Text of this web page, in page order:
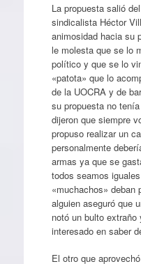
La propuesta salió
sindicalista Héctor
animosidad hacia su
le molesta que se lo
político y que se lo
«patota» que lo
de la UOCRA y de
su propuesta no
dijeron que siempre
propuso realizar un
personalmente
armas ya que se
todos seamos
«muchachos» deban
alguien aseguró que
notó un bulto
interesado en saber
El otro que